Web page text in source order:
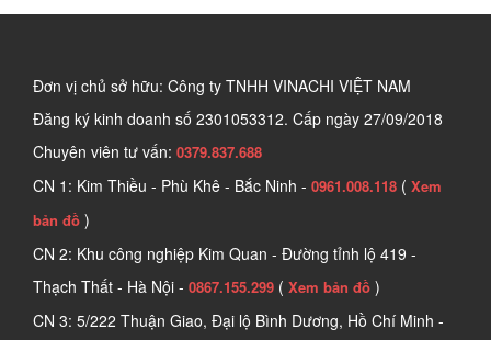
Đơn vị chủ sở hữu: Công ty TNHH VINACHI VIỆT NAM
Đăng ký kinh doanh số 2301053312. Cấp ngày 27/09/2018
Chuyên viên tư vấn: 0379.837.688
CN 1: Kim Thiều - Phù Khê - Bắc Ninh - 0961.008.118 ( Xem
bản đồ )
CN 2: Khu công nghiệp Kim Quan - Đường tỉnh lộ 419 -
Thạch Thất - Hà Nội - 0867.155.299 ( Xem bản đồ )
CN 3: 5/222 Thuận Giao, Đại lộ Bình Dương, Hồ Chí Minh -